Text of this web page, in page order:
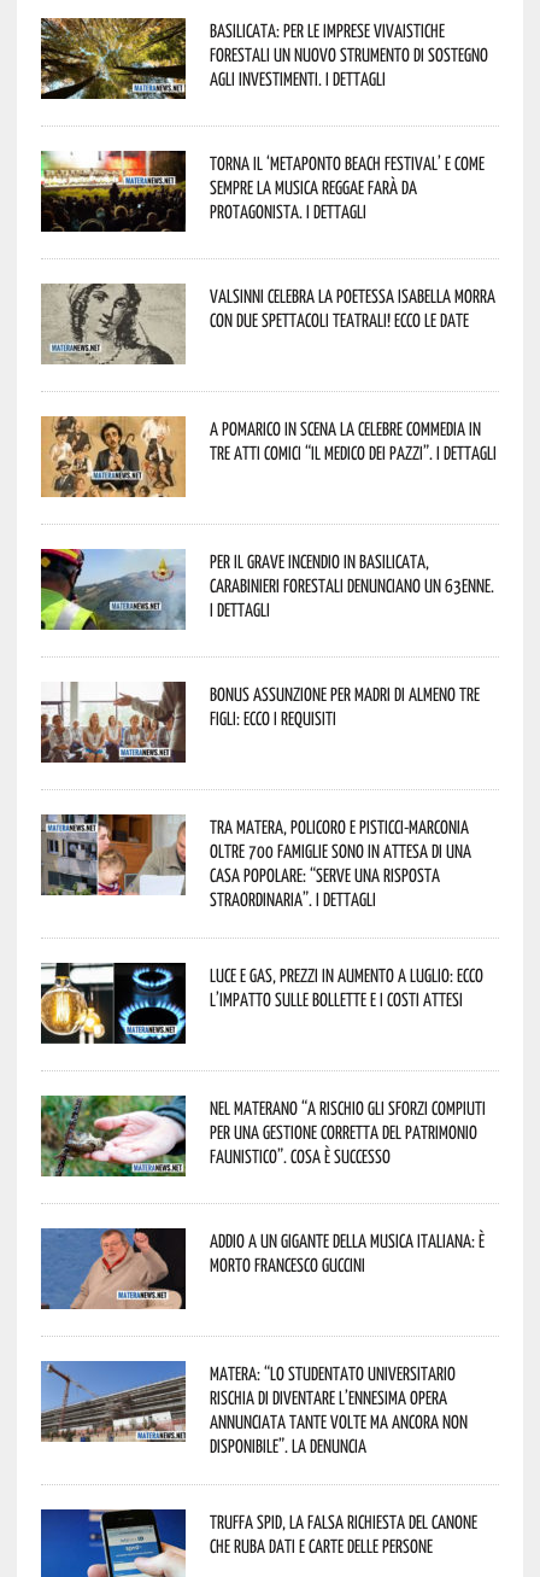
Basilicata: per le imprese vivaistiche
forestali un nuovo strumento di sostegno
agli investimenti. I dettagli
Torna il ‘Metaponto beach festival’ e come
sempre la musica reggae farà da
protagonista. I dettagli
Valsinni celebra la poetessa Isabella Morra
con due spettacoli teatrali! Ecco le date
A Pomarico in scena la celebre commedia in
tre atti comici “Il medico dei pazzi”. I dettagli
Per il grave incendio in Basilicata,
Carabinieri forestali denunciano un 63enne.
I dettagli
Bonus assunzione per madri di almeno tre
figli: ecco i requisiti
Tra Matera, Policoro e Pisticci-Marconia
oltre 700 famiglie sono in attesa di una
casa popolare: “serve una risposta
straordinaria”. I dettagli
Luce e gas, prezzi in aumento a luglio: ecco
l’impatto sulle bollette e i costi attesi
Nel materano “a rischio gli sforzi compiuti
per una gestione corretta del patrimonio
faunistico”. Cosa è successo
Addio a un gigante della musica italiana: è
morto Francesco Guccini
Matera: “Lo studentato universitario
rischia di diventare l’ennesima opera
annunciata tante volte ma ancora non
disponibile”. La denuncia
Truffa Spid, la falsa richiesta del canone
che ruba dati e carte delle persone